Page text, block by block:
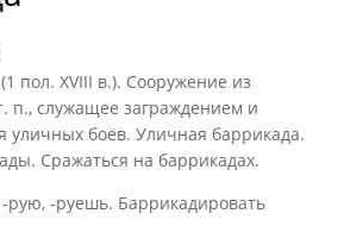
пол. XVIII в.). Сооружение из
п., служащее заграждением и
уличных боёв. Уличная баррикада.
Сражаться на баррикадах.
рую, -руешь. Баррикадировать